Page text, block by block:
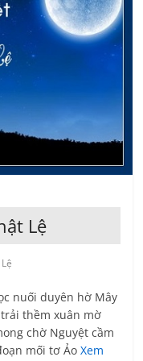
Lệ
nuối duyên hờ Mây
thềm xuân mờ
chờ Nguyệt cầm
mối tơ ẢoXem